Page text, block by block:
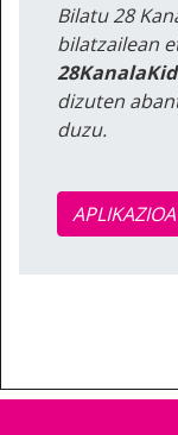
Bilatu 28
bilatzailean
dizuten
duzu.
APLIKAZIOA